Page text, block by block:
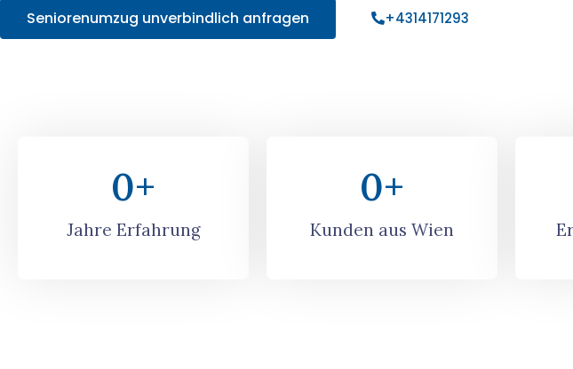
Seniorenumzug unverbindlich anfragen +4314171293
Jahre Erfahrung
0+
Kunden aus Wien
0+